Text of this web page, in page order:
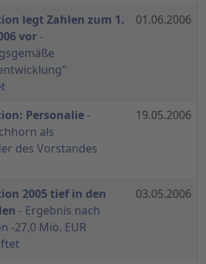
legt Zahlen zum 1.
vor -
01.06.2006
Personalie-
als
des Vorstandes
19.05.2006
2005 tief in den
- Ergebnis nach
-27,0 Mio. EUR
03.05.2006